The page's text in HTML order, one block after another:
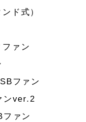
ド式）
ァン
ファン
ンver.2
ァン